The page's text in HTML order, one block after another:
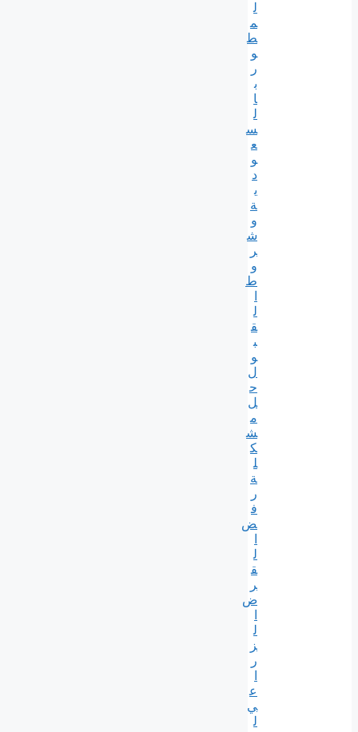
ل
م
ط
و
ر
ب
ا
ل
س
ع
و
د
ي
ة
و
ش
ر
و
ط
ل
ق
ب
و
ل
ح
ل
م
ش
ك
ل
ة
ر
ف
ض
ل
ق
ر
ض
ل
ز
ر
ع
ي
ل